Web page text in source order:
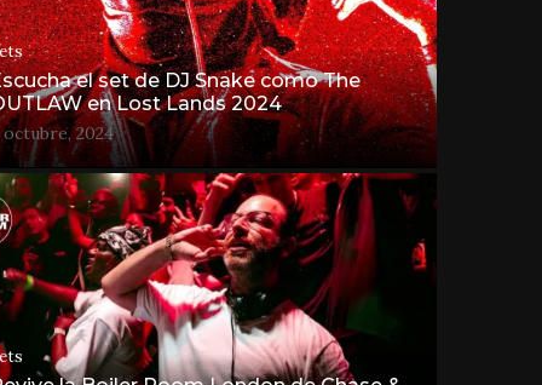
el set de DJ Snake como The
en Lost Lands 2024
octubre, 2024